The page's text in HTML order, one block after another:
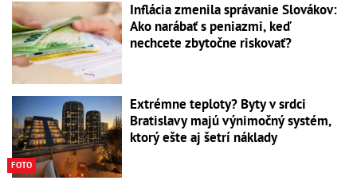
Inflácia zmenila správanie Slovákov:
Ako narábať s peniazmi, keď
nechcete zbytočne riskovať?
FOTO
Extrémne teploty? Byty v srdci
Bratislavy majú výnimočný systém,
ktorý ešte aj šetrí náklady